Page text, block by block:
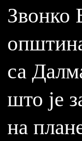
Звонко
са
што је
на